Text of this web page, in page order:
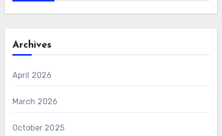
Archives
April 2026
March 2026
October 2025